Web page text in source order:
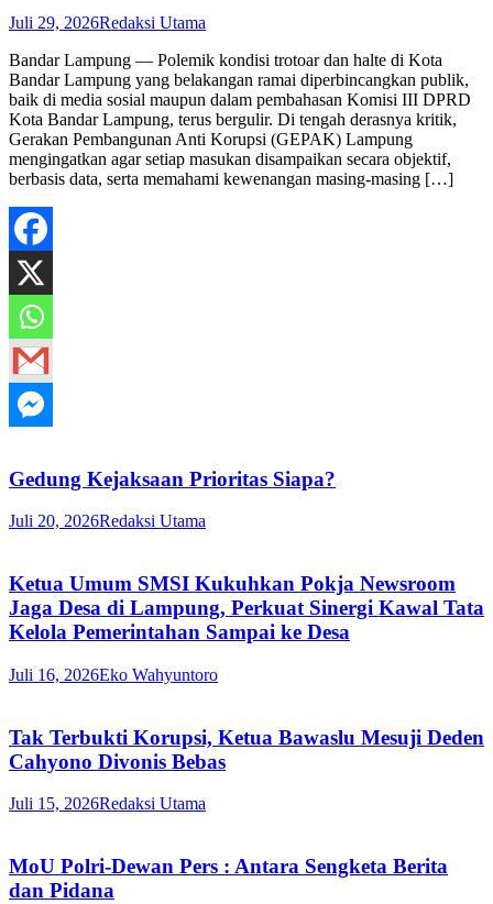
Juli 29, 2026Redaksi Utama
Bandar Lampung — Polemik kondisi trotoar dan halte di Kota
Bandar Lampung yang belakangan ramai diperbincangkan publik,
baik di media sosial maupun dalam pembahasan Komisi III DPRD
Kota Bandar Lampung, terus bergulir. Di tengah derasnya kritik,
Gerakan Pembangunan Anti Korupsi (GEPAK) Lampung
mengingatkan agar setiap masukan disampaikan secara objektif,
berbasis data, serta memahami kewenangan masing-masing […]
Gedung Kejaksaan Prioritas Siapa?
Juli 20, 2026Redaksi Utama
Ketua Umum SMSI Kukuhkan Pokja Newsroom
Jaga Desa di Lampung, Perkuat Sinergi Kawal Tata
Kelola Pemerintahan Sampai ke Desa
Juli 16, 2026Eko Wahyuntoro
Tak Terbukti Korupsi, Ketua Bawaslu Mesuji Deden
Cahyono Divonis Bebas
Juli 15, 2026Redaksi Utama
MoU Polri-Dewan Pers : Antara Sengketa Berita
dan Pidana